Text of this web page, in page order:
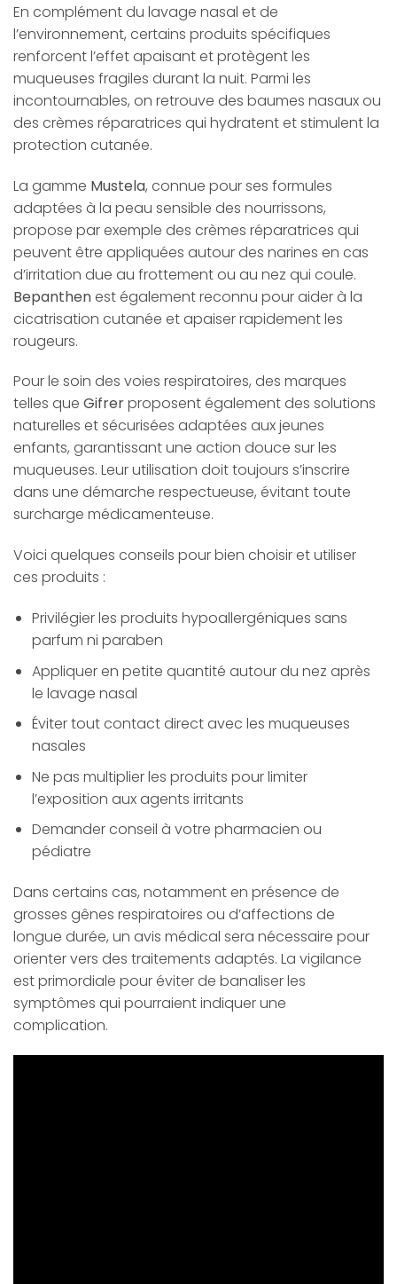
En complément du lavage nasal et de
l’environnement, certains produits spécifiques
renforcent l’effet apaisant et protègent les
muqueuses fragiles durant la nuit. Parmi les
incontournables, on retrouve des baumes nasaux ou
des crèmes réparatrices qui hydratent et stimulent la
protection cutanée.
La gamme Mustela, connue pour ses formules
adaptées à la peau sensible des nourrissons,
propose par exemple des crèmes réparatrices qui
peuvent être appliquées autour des narines en cas
d’irritation due au frottement ou au nez qui coule.
Bepanthenest également reconnu pour aider à la
cicatrisation cutanée et apaiser rapidement les
rougeurs.
Pour le soin des voies respiratoires, des marques
telles que Gifrerproposent également des solutions
naturelles et sécurisées adaptées aux jeunes
enfants, garantissant une action douce sur les
muqueuses. Leur utilisation doit toujours s’inscrire
dans une démarche respectueuse, évitant toute
surcharge médicamenteuse.
Voici quelques conseils pour bien choisir et utiliser
ces produits :
Privilégier les produits hypoallergéniques sans
parfum ni paraben
Appliquer en petite quantité autour du nez après
le lavage nasal
Éviter tout contact direct avec les muqueuses
nasales
Ne pas multiplier les produits pour limiter
l’exposition aux agents irritants
Demander conseil à votre pharmacien ou
pédiatre
Dans certains cas, notamment en présence de
grosses gênes respiratoires ou d’affections de
longue durée, un avis médical sera nécessaire pour
orienter vers des traitements adaptés. La vigilance
est primordiale pour éviter de banaliser les
symptômes qui pourraient indiquer une
complication.